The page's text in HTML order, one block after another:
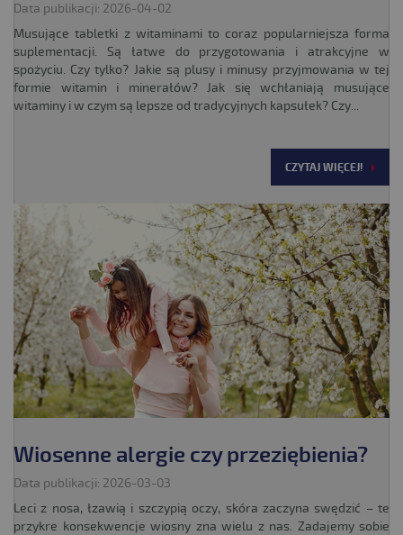
Data publikacji: 2026-04-02
Musujące tabletki z witaminami to coraz popularniejsza forma
suplementacji. Są łatwe do przygotowania i atrakcyjne w
spożyciu. Czy tylko? Jakie są plusy i minusy przyjmowania w tej
formie witamin i minerałów? Jak się wchłaniają musujące
witaminy i w czym są lepsze od tradycyjnych kapsułek? Czy...
CZYTAJ WIĘCEJ!
Wiosenne alergie czy przeziębienia?
Data publikacji: 2026-03-03
Leci z nosa, łzawią i szczypią oczy, skóra zaczyna swędzić – te
przykre konsekwencje wiosny zna wielu z nas. Zadajemy sobie